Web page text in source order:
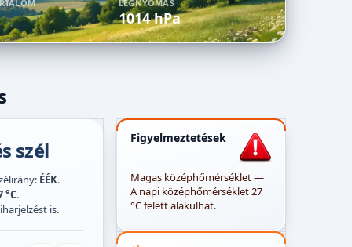
LÉGNYOMÁS
1014 hPa
szél
ÉÉK.
°C.
is.
Figyelmeztetések
Magas középhőmérséklet —
A napi középhőmérséklet 27
°C felett alakulhat.